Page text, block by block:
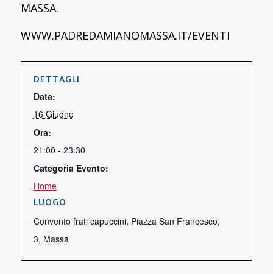
MASSA.
WWW.PADREDAMIANOMASSA.IT/EVENTI
DETTAGLI
Data:
16 Giugno
Ora:
21:00 - 23:30
Categoria Evento:
Home
LUOGO
Convento frati capuccini, Piazza San Francesco,
3, Massa